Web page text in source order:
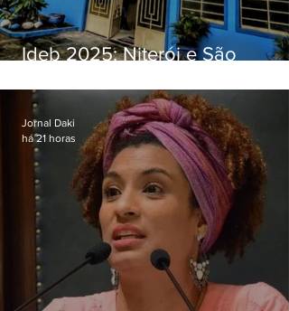
Ideb 2025: Niterói e São
distintos no ensino médio; veja
Jornal Daki
há 21 horas